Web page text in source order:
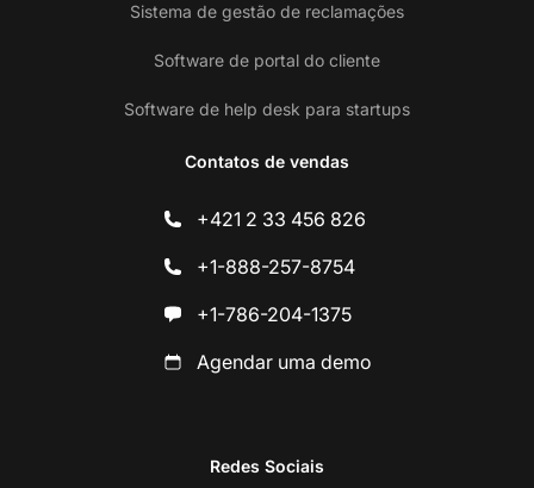
Sistema de gestão de reclamações
Software de portal do cliente
Software de help desk para startups
Contatos de vendas
+421 2 33 456 826
+1-888-257-8754
+1-786-204-1375
Agendar uma demo
Redes Sociais